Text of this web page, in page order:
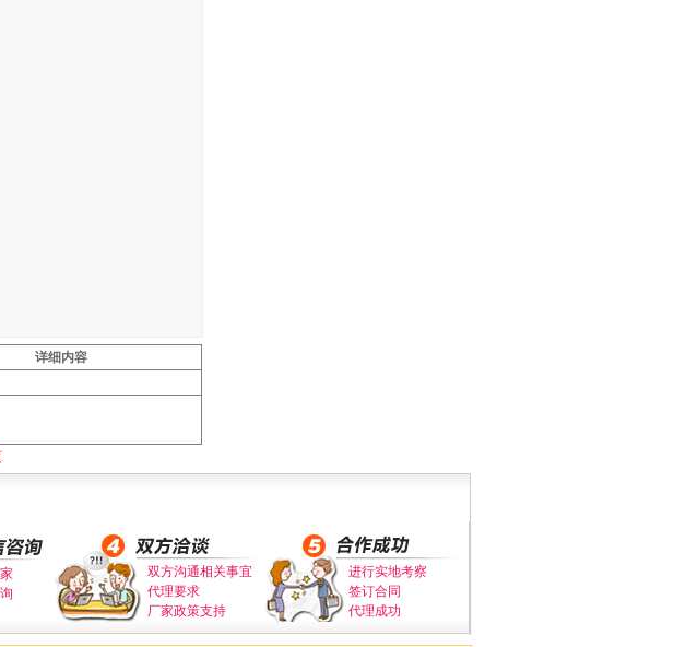
详细内容
双方沟通相关事宜
代理要求
厂家政策支持
进行实地考察
签订合同
代理成功